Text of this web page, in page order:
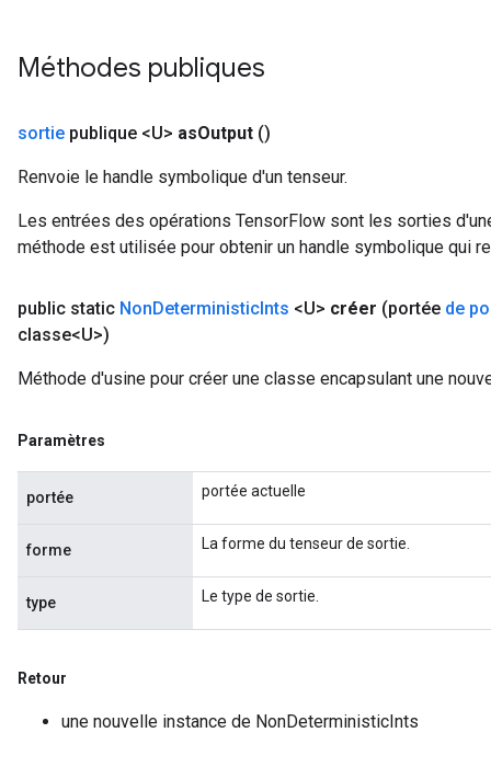
Méthodes publiques
sortie publique <U> asOutput ()
Renvoie le handle symbolique d'un tenseur.
Les entrées des opérations TensorFlow sont les sorties
méthode est utilisée pour obtenir un handle symbolique qui
public static NonDeterministicInts <U> créer (portée de
classe<U>)
Méthode d'usine pour créer une classe encapsulant une
Paramètres
portée portée actuelle
forme La forme du tenseur de sortie.
type Le type de sortie.
Retour
une nouvelle instance de NonDeterministicInts